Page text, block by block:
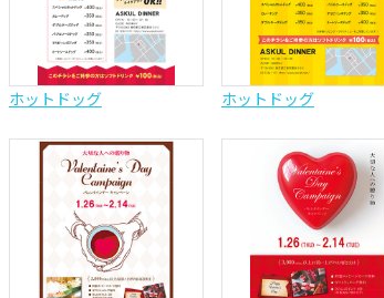
ホットドッグ ホットドッグ